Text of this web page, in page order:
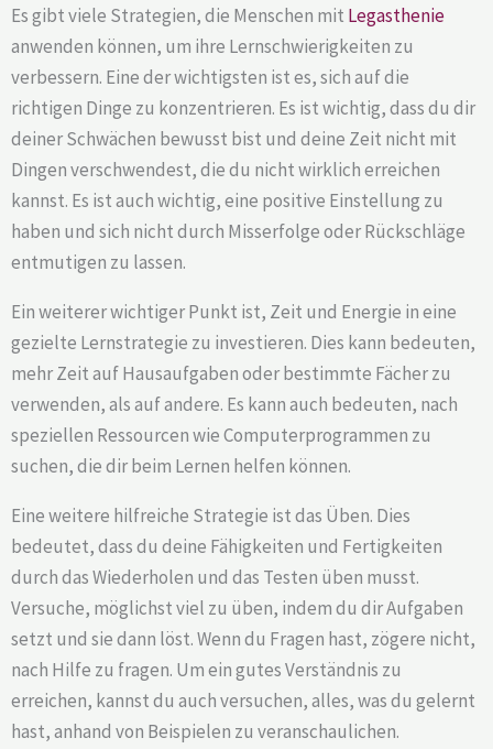
Es gibt viele Strategien, die Menschen mit Legasthenie
anwenden können, um ihre Lernschwierigkeiten zu
verbessern. Eine der wichtigsten ist es, sich auf die
richtigen Dinge zu konzentrieren. Es ist wichtig, dass du dir
deiner Schwächen bewusst bist und deine Zeit nicht mit
Dingen verschwendest, die du nicht wirklich erreichen
kannst. Es ist auch wichtig, eine positive Einstellung zu
haben und sich nicht durch Misserfolge oder Rückschläge
entmutigen zu lassen.
Ein weiterer wichtiger Punkt ist, Zeit und Energie in eine
gezielte Lernstrategie zu investieren. Dies kann bedeuten,
mehr Zeit auf Hausaufgaben oder bestimmte Fächer zu
verwenden, als auf andere. Es kann auch bedeuten, nach
speziellen Ressourcen wie Computerprogrammen zu
suchen, die dir beim Lernen helfen können.
Eine weitere hilfreiche Strategie ist das Üben. Dies
bedeutet, dass du deine Fähigkeiten und Fertigkeiten
durch das Wiederholen und das Testen üben musst.
Versuche, möglichst viel zu üben, indem du dir Aufgaben
setzt und sie dann löst. Wenn du Fragen hast, zögere nicht,
nach Hilfe zu fragen. Um ein gutes Verständnis zu
erreichen, kannst du auch versuchen, alles, was du gelernt
hast, anhand von Beispielen zu veranschaulichen.